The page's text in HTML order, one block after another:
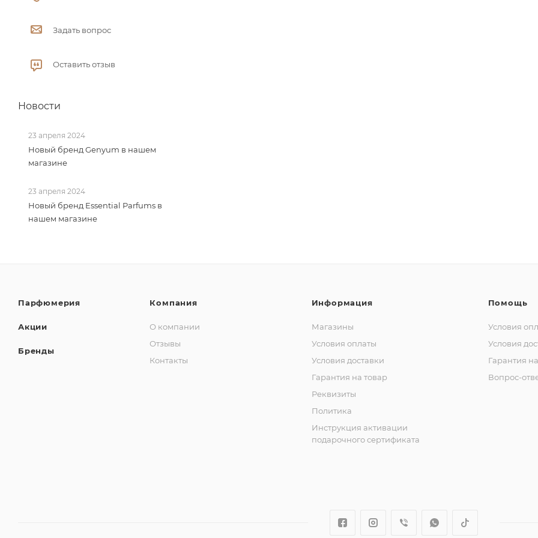
Задать вопрос
Оставить отзыв
Новости
23 апреля 2024
Новый бренд Genyum в нашем
магазине
23 апреля 2024
Новый бренд Essential Parfums в
нашем магазине
Парфюмерия
Акции
Бренды
Компания
О компании
Отзывы
Контакты
Информация
Магазины
Условия оплаты
Условия доставки
Гарантия на товар
Реквизиты
Политика
Инструкция активации
подарочного сертификата
Помощь
Условия
Условия
Гарантия
Вопрос-